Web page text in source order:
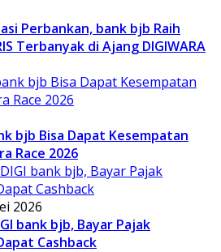
Perbankan, bank bjb Raih
Terbanyak di Ajang DIGIWARA
bjb Bisa Dapat Kesempatan
Race 2026
2026
bank bjb, Bayar Pajak
Cashback